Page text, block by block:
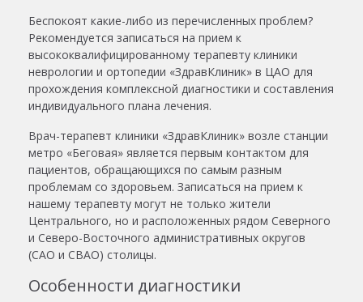
Беспокоят какие-либо из перечисленных проблем?
Рекомендуется записаться на прием к
высококвалифицированному терапевту клиники
неврологии и ортопедии «ЗдравКлиник» в ЦАО для
прохождения комплексной диагностики и составления
индивидуального плана лечения.
Врач-терапевт клиники «ЗдравКлиник» возле станции
метро «Беговая» является первым контактом для
пациентов, обращающихся по самым разным
проблемам со здоровьем. Записаться на прием к
нашему терапевту могут не только жители
Центрального, но и расположенных рядом Северного
и Северо-Восточного административных округов
(САО и СВАО) столицы.
Особенности диагностики